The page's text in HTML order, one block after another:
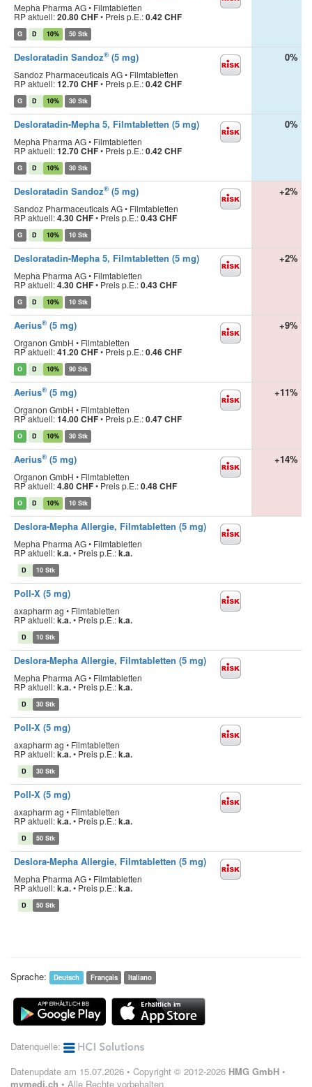
Mepha Pharma AG • Filmtabletten
RP aktuell:20.80 CHF• Preis p.E.:0.42 CHF
G D 10% 50 Stk
Desloratadin Sandoz® (5 mg)
Sandoz Pharmaceuticals AG • Filmtabletten
RP aktuell:12.70 CHF• Preis p.E.:0.42 CHF
G D 10% 30 Stk
0%
Desloratadin-Mepha 5, Filmtabletten (5 mg)
Mepha Pharma AG • Filmtabletten
RP aktuell:12.70 CHF• Preis p.E.:0.42 CHF
G D 10% 30 Stk
0%
Desloratadin Sandoz® (5 mg)
Sandoz Pharmaceuticals AG • Filmtabletten
RP aktuell:4.30 CHF• Preis p.E.:0.43 CHF
G D 10% 10 Stk
+2%
Desloratadin-Mepha 5, Filmtabletten (5 mg)
Mepha Pharma AG • Filmtabletten
RP aktuell:4.30 CHF• Preis p.E.:0.43 CHF
G D 10% 10 Stk
+2%
Aerius® (5 mg)
Organon GmbH • Filmtabletten
RP aktuell:41.20 CHF• Preis p.E.:0.46 CHF
O D 10% 90 Stk
+9%
Aerius® (5 mg)
Organon GmbH • Filmtabletten
RP aktuell:14.00 CHF• Preis p.E.:0.47 CHF
O D 10% 30 Stk
+11%
Aerius® (5 mg)
Organon GmbH • Filmtabletten
RP aktuell:4.80 CHF• Preis p.E.:0.48 CHF
O D 10% 10 Stk
+14%
Deslora-Mepha Allergie, Filmtabletten (5 mg)
Mepha Pharma AG • Filmtabletten
RP aktuell:k.a.• Preis p.E.:k.a.
D 10 Stk
Poll-X (5 mg)
axapharm ag • Filmtabletten
RP aktuell:k.a.• Preis p.E.:k.a.
D 10 Stk
Deslora-Mepha Allergie, Filmtabletten (5 mg)
Mepha Pharma AG • Filmtabletten
RP aktuell:k.a.• Preis p.E.:k.a.
D 30 Stk
Poll-X (5 mg)
axapharm ag • Filmtabletten
RP aktuell:k.a.• Preis p.E.:k.a.
D 30 Stk
Poll-X (5 mg)
axapharm ag • Filmtabletten
RP aktuell:k.a.• Preis p.E.:k.a.
D 50 Stk
Deslora-Mepha Allergie, Filmtabletten (5 mg)
Mepha Pharma AG • Filmtabletten
RP aktuell:k.a.• Preis p.E.:k.a.
D 50 Stk
Sprache: Deutsch Français Italiano
Datenquelle:
Datenupdate am 15.07.2026 • Copyright © 2012-2026 HMG GmbH •
mymedi.ch • Alle Rechte vorbehalten